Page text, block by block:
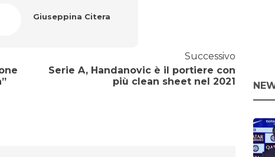
Giuseppina Citera
Successivo
Serie A, Handanovic è il portiere con
più clean sheet nel 2021